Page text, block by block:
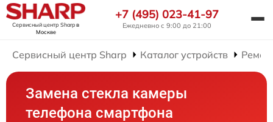
Сервисный центр Sharpв
Москве
+7 (495) 023-41-97
Ежедневно с 9:00 до 21:00
Сервисный центр Sharp Каталог устройств
Замена стекла камеры
телефона смартфона